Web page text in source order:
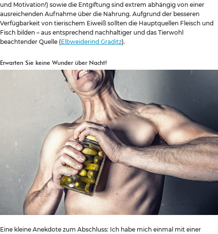
und Motivation!) sowie die Entgiftung sind extrem abhängig von einer
ausreichenden Aufnahme über die Nahrung. Aufgrund der besseren
Verfügbarkeit von tierischem Eiweiß sollten die Hauptquellen Fleisch und
Fisch bilden – aus entsprechend nachhaltiger und das Tierwohl
beachtender Quelle (Elbweiderind Graditz).
Erwarten Sie keine Wunder über Nacht!
Eine kleine Anekdote zum Abschluss: Ich habe mich einmal mit einer